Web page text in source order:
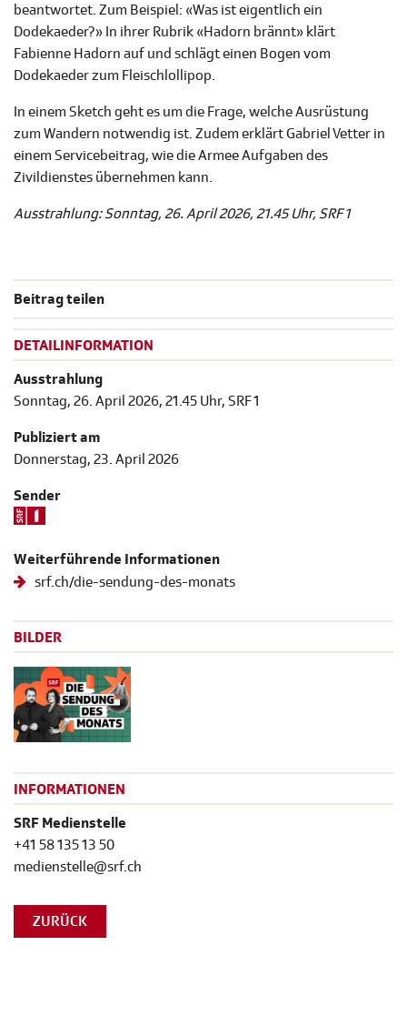
beantwortet. Zum Beispiel: «Was ist eigentlich ein
Dodekaeder?» In ihrer Rubrik «Hadorn brännt» klärt
Fabienne Hadorn auf und schlägt einen Bogen vom
Dodekaeder zum Fleischlollipop.
In einem Sketch geht es um die Frage, welche Ausrüstung
zum Wandern notwendig ist. Zudem erklärt Gabriel Vetter in
einem Servicebeitrag, wie die Armee Aufgaben des
Zivildienstes übernehmen kann.
Ausstrahlung: Sonntag, 26. April 2026, 21.45 Uhr, SRF 1
Beitrag teilen
DETAILINFORMATION
Ausstrahlung
Sonntag, 26. April 2026, 21.45 Uhr, SRF 1
Publiziert am
Donnerstag, 23. April 2026
Sender
Weiterführende Informationen
srf.ch/die-sendung-des-monats
BILDER
INFORMATIONEN
SRF Medienstelle
+41 58 135 13 50
medienstelle@srf.ch
ZURÜCK